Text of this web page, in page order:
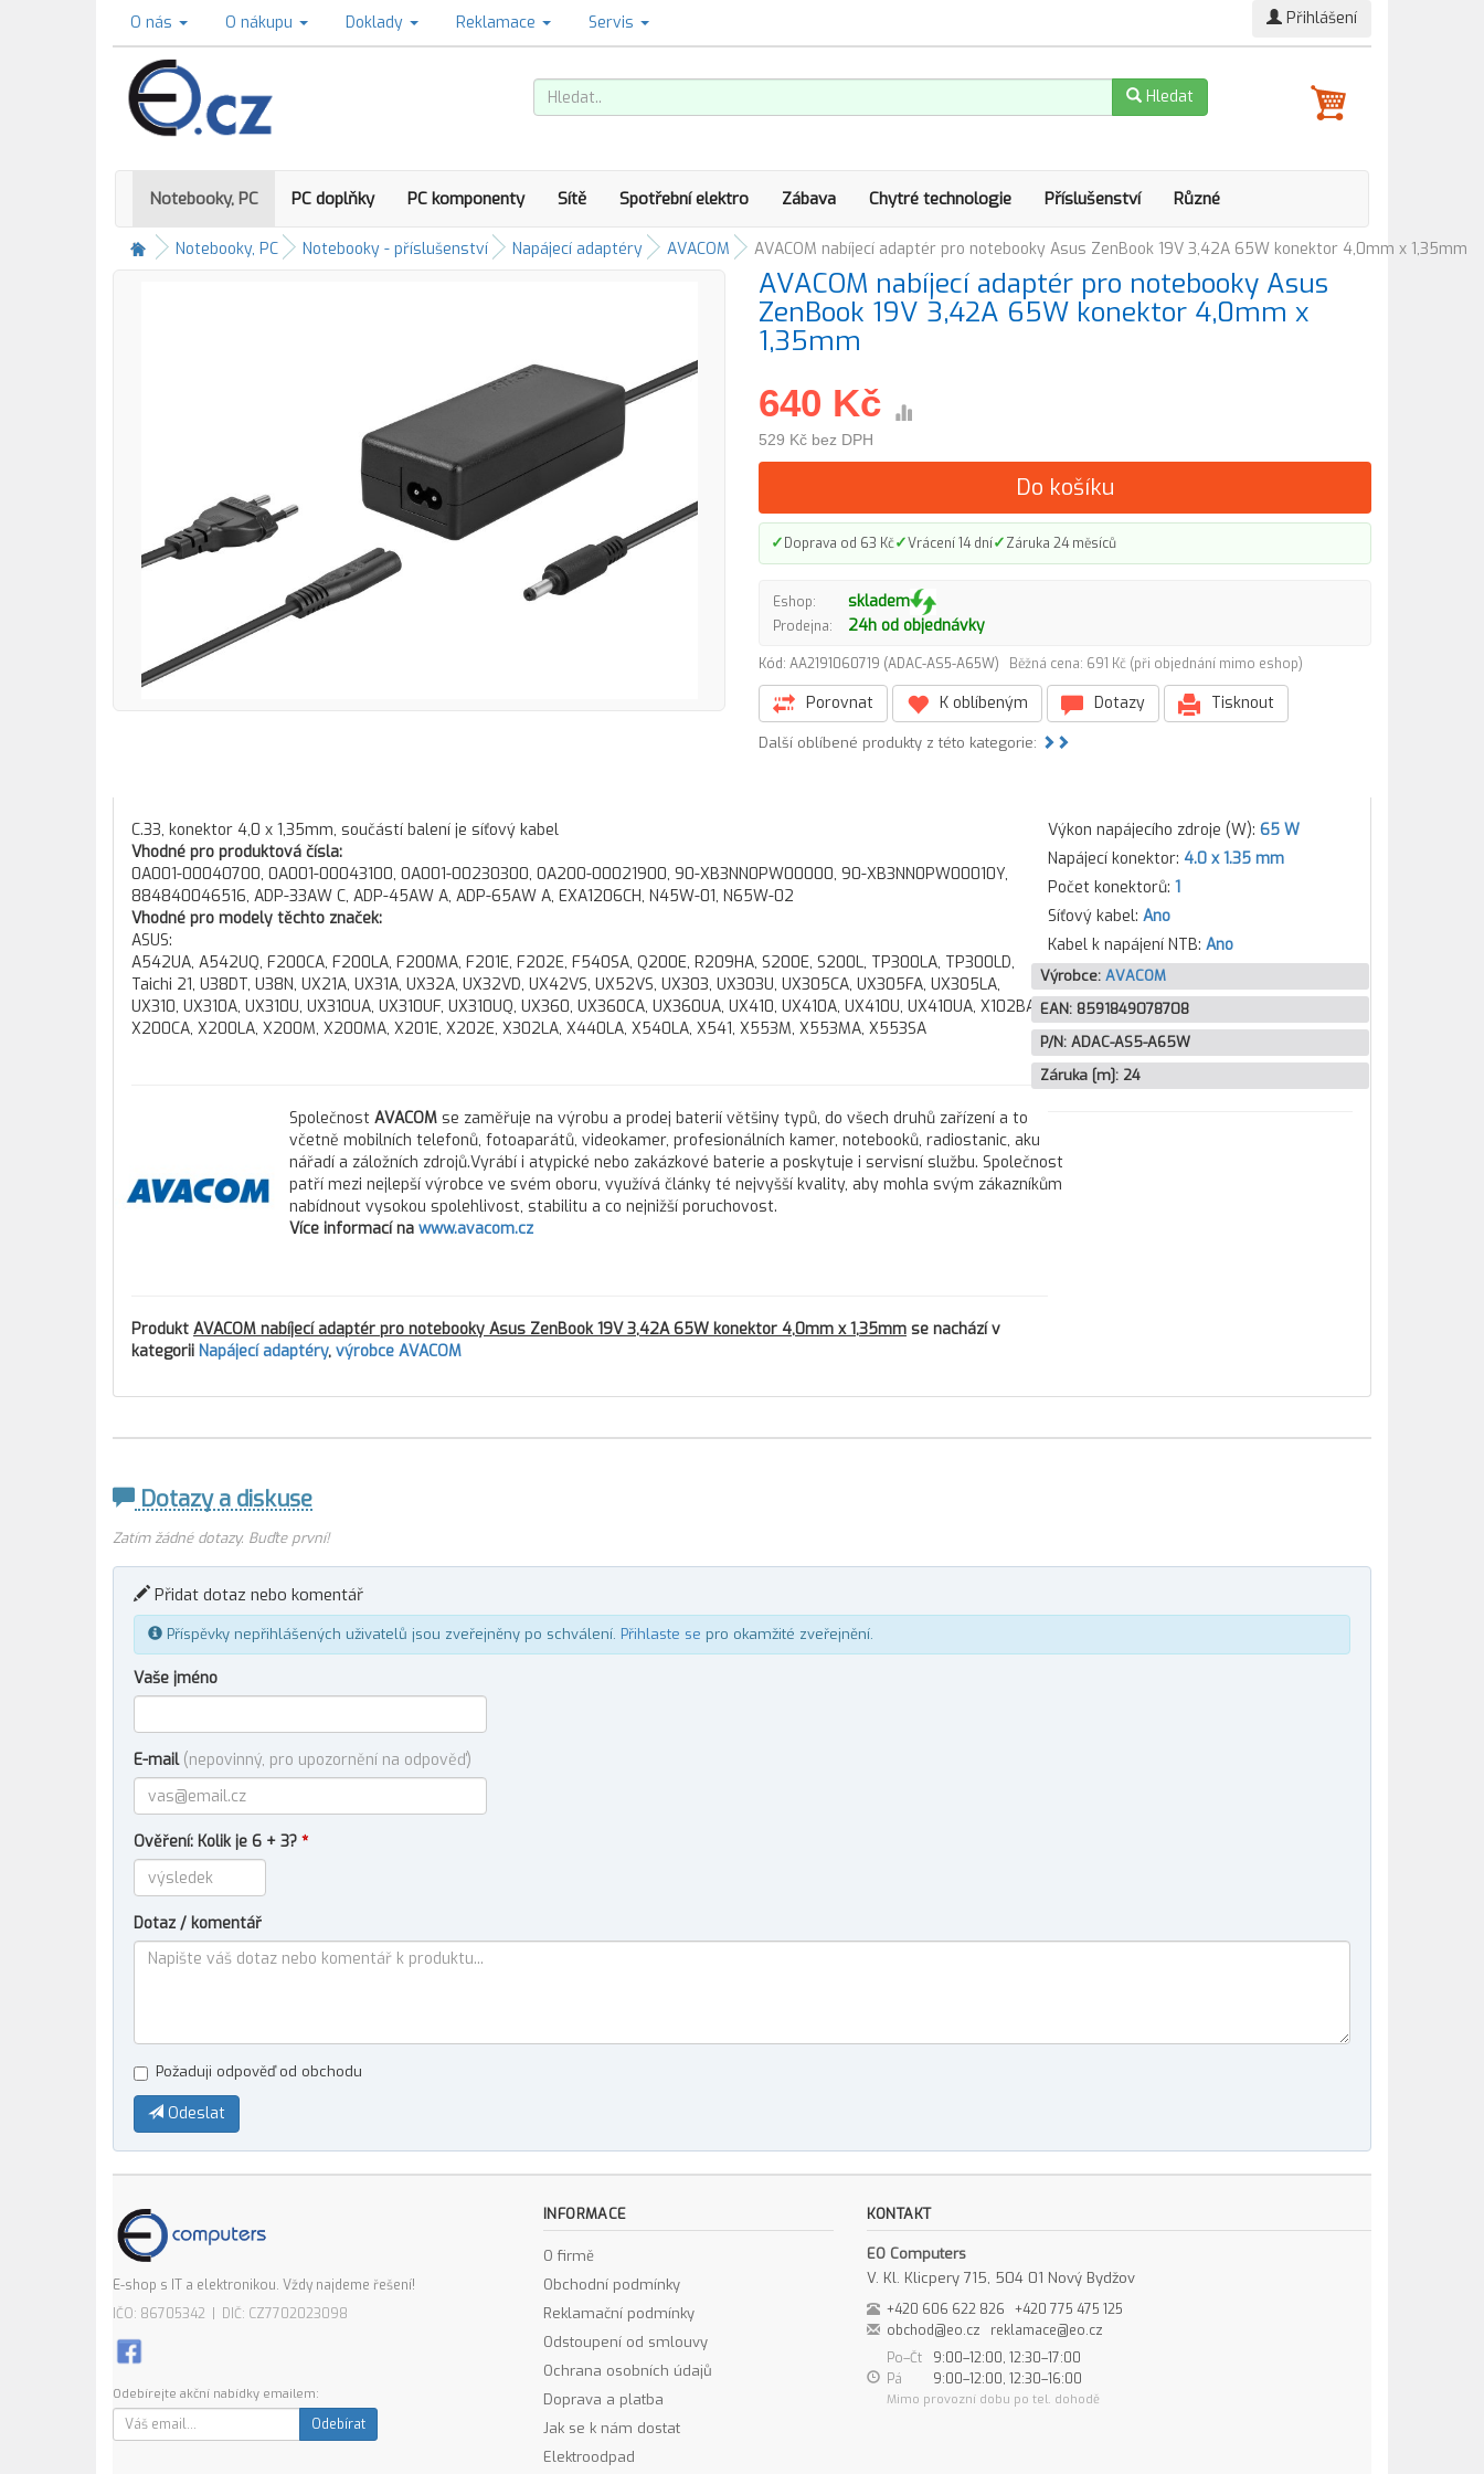
O nás O nákupu Doklady Reklamace Servis Přihlášení
Hledat
Notebooky, PC PC doplňky PC komponenty Sítě Spotřební elektro Zábava Chytré technologie Příslušenství Různé
Notebooky, PC Notebooky - příslušenství Napájecí adaptéry AVACOM AVACOM nabíjecí adaptér pro notebooky Asus ZenBook 19V 3,42A 65W konektor 4,0mm x 1,35mm
AVACOM nabíjecí adaptér pro notebooky Asus
ZenBook 19V 3,42A 65W konektor 4,0mm x
1,35mm
640 Kč
529 Kč bez DPH
Do košíku
✓Doprava od 63 Kč✓Vrácení 14 dní✓Záruka 24 měsíců
Eshop: skladem
Prodejna: 24h od objednávky
Kód: AA2191060719 (ADAC-AS5-A65W) Běžná cena: 691 Kč (při objednání mimo eshop)
Porovnat K oblíbeným Dotazy Tisknout
Další oblíbené produkty z této kategorie:
C.33, konektor 4,0 x 1,35mm, součástí balení je síťový kabel
Vhodné pro produktová čísla:
0A001-00040700, 0A001-00043100, 0A001-00230300, 0A200-00021900, 90-XB3NN0PW00000, 90-XB3NN0PW00010Y,
884840046516, ADP-33AW C, ADP-45AW A, ADP-65AW A, EXA1206CH, N45W-01, N65W-02
Vhodné pro modely těchto značek:
ASUS:
A542UA, A542UQ, F200CA, F200LA, F200MA, F201E, F202E, F540SA, Q200E, R209HA, S200E, S200L, TP300LA, TP300LD,
Taichi 21, U38DT, U38N, UX21A, UX31A, UX32A, UX32VD, UX42VS, UX52VS, UX303, UX303U, UX305CA, UX305FA, UX305LA,
UX310, UX310A, UX310U, UX310UA, UX310UF, UX310UQ, UX360, UX360CA, UX360UA, UX410, UX410A, UX410U, UX410UA, X102BA,
X200CA, X200LA, X200M, X200MA, X201E, X202E, X302LA, X440LA, X540LA, X541, X553M, X553MA, X553SA
Společnost AVACOM se zaměřuje na výrobu a prodej baterií většiny typů, do všech druhů zařízení a to
včetně mobilních telefonů, fotoaparátů, videokamer, profesionálních kamer, notebooků, radiostanic, aku
nářadí a záložních zdrojů.Vyrábí i atypické nebo zakázkové baterie a poskytuje i servisní službu. Společnost
patří mezi nejlepší výrobce ve svém oboru, využívá články té nejvyšší kvality, aby mohla svým zákazníkům
nabídnout vysokou spolehlivost, stabilitu a co nejnižší poruchovost.
Více informací na www.avacom.cz
Produkt AVACOM nabíjecí adaptér pro notebooky Asus ZenBook 19V 3,42A 65W konektor 4,0mm x 1,35mm se nachází v
kategorii Napájecí adaptéry, výrobce AVACOM
Výkon napájecího zdroje (W): 65 W
Napájecí konektor: 4.0 x 1.35 mm
Počet konektorů: 1
Síťový kabel: Ano
Kabel k napájení NTB: Ano
Výrobce: AVACOM
EAN: 8591849078708
P/N: ADAC-AS5-A65W
Záruka [m]: 24
Dotazy a diskuse
Zatím žádné dotazy. Buďte první!
Přidat dotaz nebo komentář
Příspěvky nepřihlášených uživatelů jsou zveřejněny po schválení. Přihlaste se pro okamžité zveřejnění.
Vaše jméno
E-mail (nepovinný, pro upozornění na odpověď)
Ověření: Kolik je 6 + 3? *
Dotaz / komentář
Požaduji odpověď od obchodu
Odeslat
E-shop s IT a elektronikou. Vždy najdeme řešení!
IČO: 86705342 | DIČ: CZ7702023098
Odebírejte akční nabídky emailem:
Odebírat
INFORMACE
O firmě
Obchodní podmínky
Reklamační podmínky
Odstoupení od smlouvy
Ochrana osobních údajů
Doprava a platba
Jak se k nám dostat
Elektroodpad
KONTAKT
EO Computers
V. Kl. Klicpery 715, 504 01 Nový Bydžov
+420 606 622 826
+420 775 475 125
obchod@eo.cz
reklamace@eo.cz
Po–Čt
9:00–12:00, 12:30–17:00
Pá
9:00–12:00, 12:30–16:00
Mimo provozní dobu po tel. dohodě